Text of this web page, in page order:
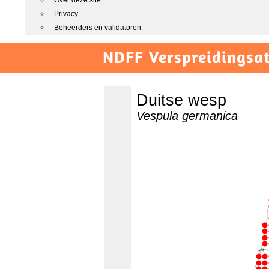
Privacy
Beheerders en validatoren
NDFF